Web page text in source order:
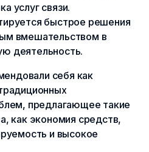
услуг связи.
быстрое решения
вмешательством в
деятельность.
себя как
предлагающее такие
как экономия средств,
и высокое